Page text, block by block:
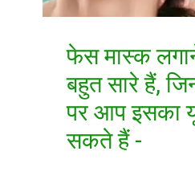
फेस मास्क
बहुत सारे हैं,
पर आप इसका
सकते हैं -